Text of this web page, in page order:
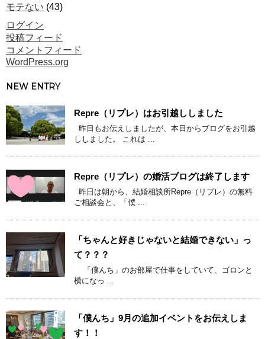
モテない (43)
ログイン
投稿フィード
コメントフィード
WordPress.org
NEW ENTRY
Repre（リプレ）はお引越ししました
昨日もお伝えしましたが、本日からブログをお引越
ししました。 これは ...
Repre（リプレ）の婚活ブログは終了します
昨日は朝から、結婚相談所Repre（リプレ）の無料
ご相談会と、「僕 ...
「ちゃんと好きじゃないと結婚できない」っ
て？？？
「僕んち」のお部屋で仕事をしていて、ゴロンと
横になっ ...
「僕んち」9月の追加イベントをお伝えしま
す！！